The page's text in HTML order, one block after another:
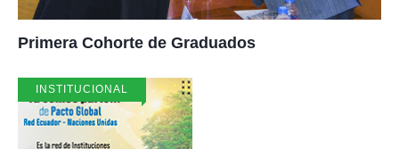
Primera Cohorte de Graduados
INSTITUCIONAL